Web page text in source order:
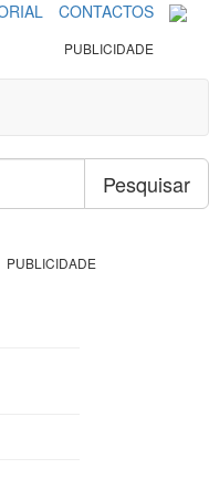
CONTACTOS
PUBLICIDADE
Pesquisar
PUBLICIDADE